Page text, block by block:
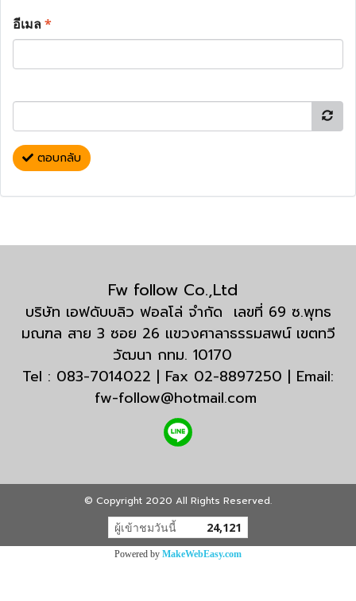
อีเมล*
ตอบกลับ
Fw follow Co.,Ltd
บริษัท เอฟดับบลิว ฟอลโล่ จำกัด เลขที่ 69 ซ.พุทธ
มณฑล สาย 3 ซอย 26 แขวงศาลาธรรมสพน์ เขตทวี
วัฒนา กทม. 10170
Tel : 083-7014022 | Fax 02-8897250 | Email:
fw-follow@hotmail.com
© Copyright 2020 All Rights Reserved.
ผู้เข้าชมวันนี้ 24,121
Powered by MakeWebEasy.com